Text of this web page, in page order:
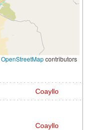
OpenStreetMapcontributors
Coayllo
Coayllo